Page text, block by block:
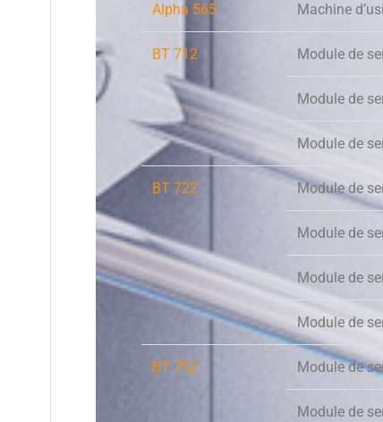
Alpha 565 Machine
BT 712 Module de
Module de
Module de
BT 722 Module de
Module de
Module de
Module de
BT 752 Module de
Module de